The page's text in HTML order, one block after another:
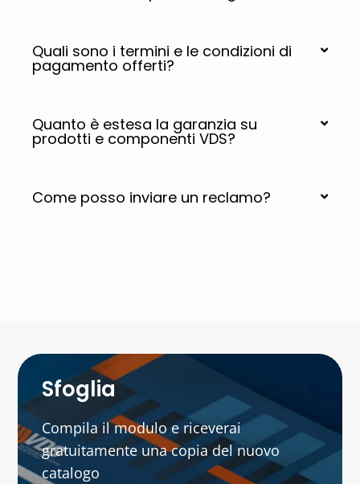
Quali sono i termini e le condizioni di
pagamento offerti?
Quanto è estesa la garanzia su
prodotti e componenti VDS?
Come posso inviare un reclamo?
Sfoglia
Compila il modulo e riceverai
gratuitamente una copia del nuovo
catalogo